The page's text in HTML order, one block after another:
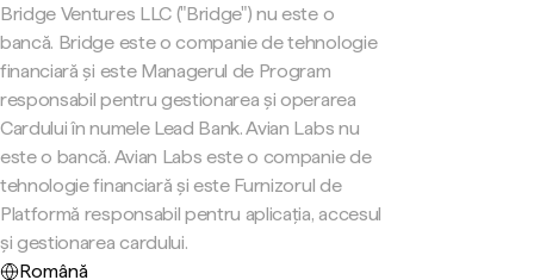
Bridge Ventures LLC ("Bridge") nu este o
bancă. Bridge este o companie de tehnologie
financiară și este Managerul de Program
responsabil pentru gestionarea și operarea
Cardului în numele Lead Bank. Avian Labs nu
este o bancă. Avian Labs este o companie de
tehnologie financiară și este Furnizorul de
Platformă responsabil pentru aplicația, accesul
și gestionarea cardului.
Română